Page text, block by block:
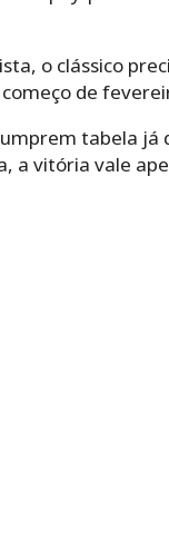
o clássico
de
tabela
a vitória vale